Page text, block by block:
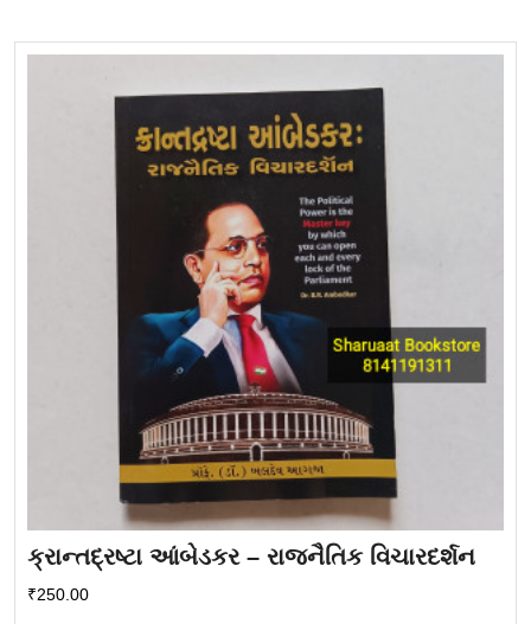
ક્રાન્તદ્રષ્ટા આંબેડકર – રાજનૈતિક વિચારદર્શન
₹250.00